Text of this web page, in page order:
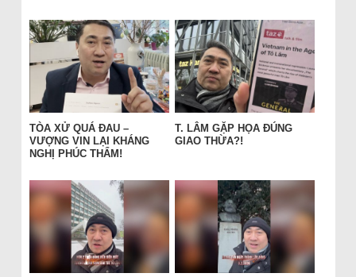
TÒA XỬ QUÁ ĐAU –
VƯỢNG VIN LẠI KHÁNG
NGHỊ PHÚC THẨM!
T. LÂM GẶP HỌA ĐÚNG
GIAO THỪA?!